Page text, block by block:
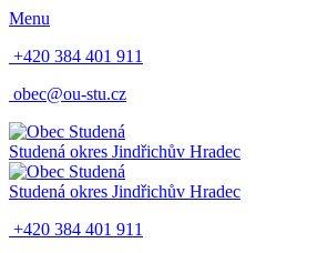
Menu
+420 384 401 911
obec@ou-stu.cz
Studená okres Jindřichův Hradec
Studená okres Jindřichův Hradec
+420 384 401 911